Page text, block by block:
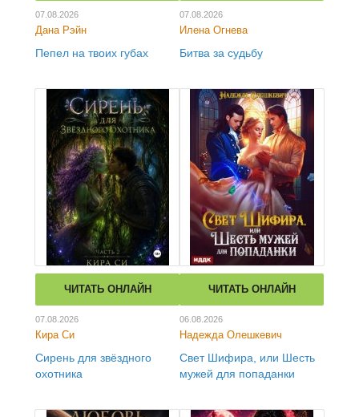
07.08.2026
Дана Рэйн
Пепел на твоих губах
07.08.2026
Илена Огнева
Битва за судьбу
ЧИТАТЬ ОНЛАЙН
07.08.2026
Кира Си
Сирень для звёздного
охотника
ЧИТАТЬ ОНЛАЙН
06.08.2026
Надежда Олешкевич
Свет Шифира, или Шесть
мужей для попаданки